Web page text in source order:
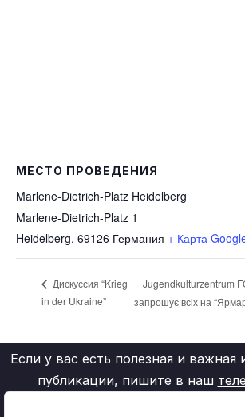
МЕСТО ПРОВЕДЕНИЯ
Marlene-Dietrich-Platz Heidelberg
Marlene-Dietrich-Platz 1
Heidelberg, 69126 Германия + Карта
Дискуссия “Krieg
in der Ukraine”
Jugendkulturzentrum
запрошує всіх на
Если у вас есть полезная и
публикации, пишите в наш